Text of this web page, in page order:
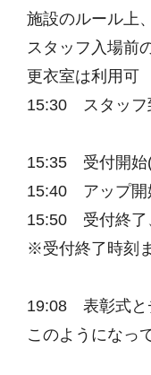
施設のルール上、
スタッフ入場前
更衣室は利用可
15:30 スタッフ
15:35 受付開
15:40 アップ
15:50 受付終
※受付終了時刻
19:08 表彰式と
このようになっ